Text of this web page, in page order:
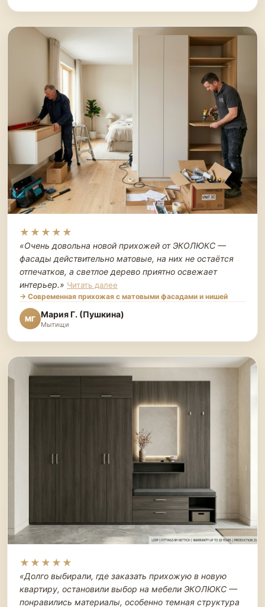
★★★★★
«Очень довольна новой прихожей от ЭКОЛЮКС —
фасады действительно матовые, на них не остаётся
отпечатков, а светлое дерево приятно освежает
интерьер.» Читать далее
→ Современная прихожая с матовыми фасадами и нишей
МГ Мария Г. (Пушкина)
Мытищи
★★★★★
«Долго выбирали, где заказать прихожую в новую
квартиру, остановили выбор на мебели ЭКОЛЮКС —
понравились материалы, особенно темная структура